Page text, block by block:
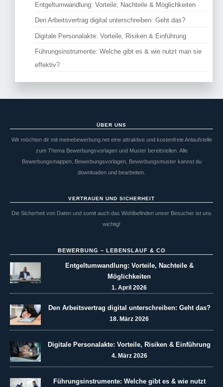
Entgeltumwandlung: Vorteile, Nachteile & Möglichkeiten
Den Arbeitsvertrag digital unterschreiben: Geht das?
Digitale Personalakte: Vorteile, Risiken & Einführung
Führungsinstrumente: Welche gibt es & wie nutzt man sie
effektiv?
ÜBER UNS
Wir möchten dir mit meinebewerbung.net eine attraktive und kostenfreie Anlaufstelle
zum Thema Bewerbungsvorlagen und Muster bereitstellen. Alle
Bewerbungsmappen, Bewerbungsvorlagen, Bewerbungsmuster kannst du
downloaden und bearbeiten.
VERTRAUEN UND SICHERHEIT
Die Sicherheit von Daten und somit auch das Wohlbefinden unser Besucher ist uns
wichtig!
BEWERBUNG – LEBENSLAUF & CO
Entgeltumwandlung: Vorteile, Nachteile &
Möglichkeiten
1. April 2026
Den Arbeitsvertrag digital unterschreiben: Geht das?
18. März 2026
Digitale Personalakte: Vorteile, Risiken & Einführung
4. März 2026
Führungsinstrumente: Welche gibt es & wie nutzt